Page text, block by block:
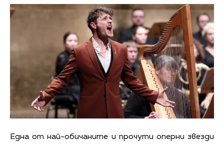
Една от най-обичаните и прочути оперни звезди